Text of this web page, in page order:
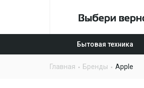
Бытовая техника
Главная Бренды Apple